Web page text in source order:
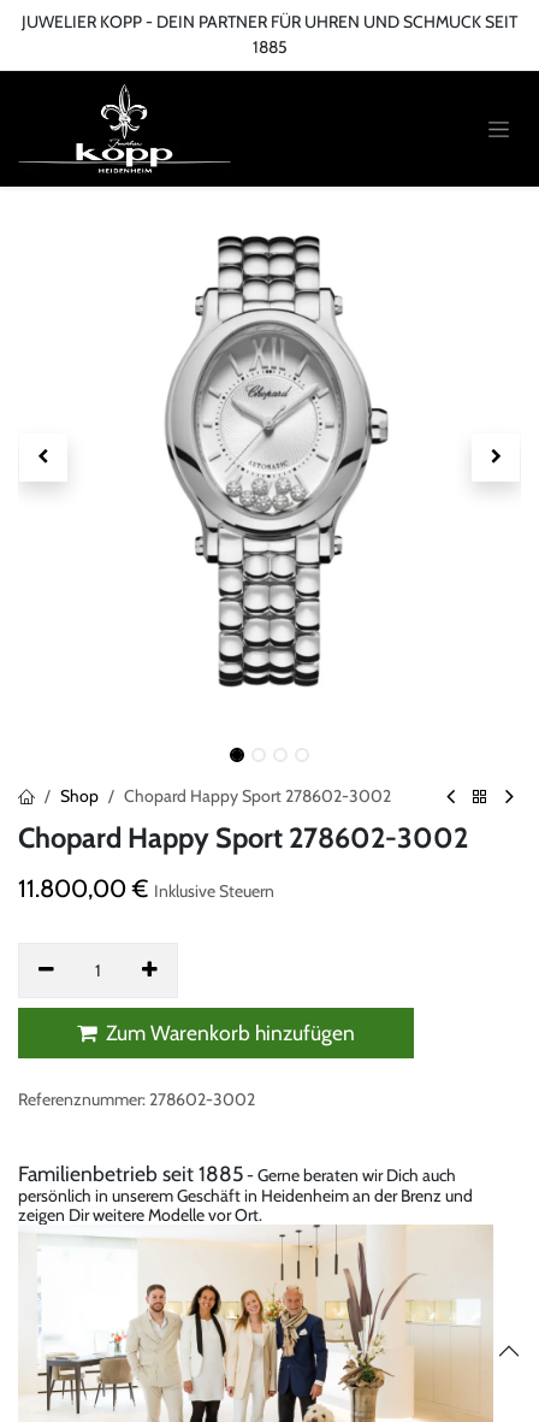
Zum Inhalt springen
JUWELIER KOPP - DEIN PARTNER FÜR UHREN UND SCHMUCK SEIT
1885
Shop Chopard Happy Sport 278602-3002
Chopard Happy Sport 278602-3002
11.800,00€ Inklusive Steuern
Zum Warenkorb hinzufügen
Referenznummer: 278602-3002
Familienbetrieb seit 1885- Gerne beraten wir Dich auch
persönlich in unserem Geschäft in Heidenheim an der Brenz und
zeigen Dir weitere Modelle vor Ort.